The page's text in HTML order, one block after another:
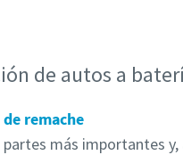
de autos a
remache
más importantes